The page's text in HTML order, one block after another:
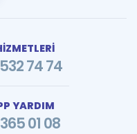
74 74
YARDIM
01 08